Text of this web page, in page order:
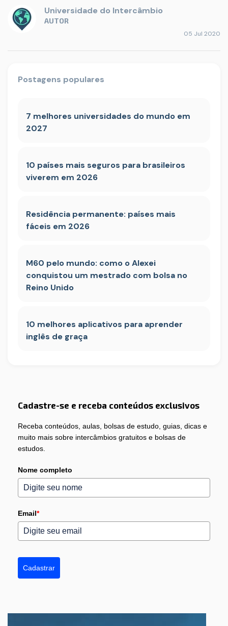
Universidade do Intercâmbio
AUTOR
05 Jul 2020
Postagens populares
7 melhores universidades do mundo em
2027
10 países mais seguros para brasileiros
viverem em 2026
Residência permanente: países mais
fáceis em 2026
M60 pelo mundo: como o Alexei
conquistou um mestrado com bolsa no
Reino Unido
10 melhores aplicativos para aprender
inglês de graça
Cadastre-se e receba conteúdos exclusivos
Receba conteúdos, aulas, bolsas de estudo, guias, dicas e
muito mais sobre intercâmbios gratuitos e bolsas de
estudos.
Nome completo
Email*
Cadastrar